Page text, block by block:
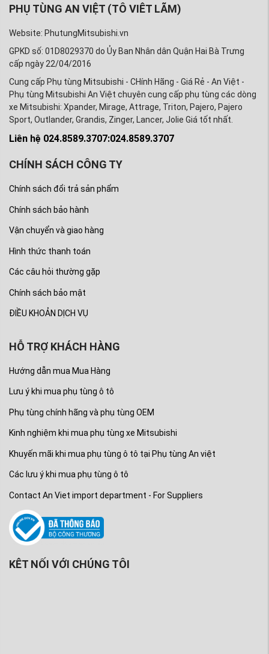
PHỤ TÙNG AN VIỆT (TÔ VIÊT LÃM)
Website: PhutungMitsubishi.vn
GPKD số: 01D8029370 do Ủy Ban Nhân dân Quận Hai Bà Trưng
cấp ngày 22/04/2016
Cung cấp Phụ tùng Mitsubishi - CHính Hãng - Giá Rẻ - An Việt -
Phụ tùng Mitsubishi An Việt chuyên cung cấp phụ tùng các dòng
xe Mitsubishi: Xpander, Mirage, Attrage, Triton, Pajero, Pajero
Sport, Outlander, Grandis, Zinger, Lancer, Jolie Giá tốt nhất.
Liên hệ 024.8589.3707:024.8589.3707
CHÍNH SÁCH CÔNG TY
Chính sách đổi trả sản phẩm
Chính sách bảo hành
Vận chuyển và giao hàng
Hình thức thanh toán
Các câu hỏi thường gặp
Chính sách bảo mật
ĐIỀU KHOẢN DỊCH VỤ
HỖ TRỢ KHÁCH HÀNG
Hướng dẫn mua Mua Hàng
Lưu ý khi mua phụ tùng ô tô
Phụ tùng chính hãng và phụ tùng OEM
Kinh nghiệm khi mua phụ tùng xe Mitsubishi
Khuyến mãi khi mua phụ tùng ô tô tại Phụ tùng An việt
Các lưu ý khi mua phụ tùng ô tô
Contact An Viet import department - For Suppliers
KÊT NỐI VỚI CHÚNG TÔI